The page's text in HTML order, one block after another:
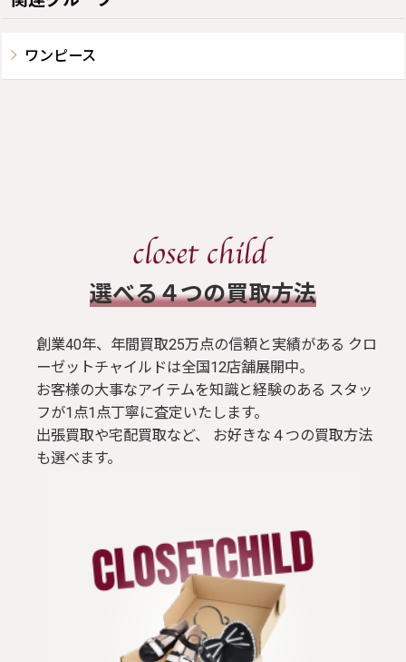
ワンピース
​選べる４つの買取方法
創業40年、年間買取25万点の信頼と実績がある クロ
ーゼットチャイルドは全国12店舗展開中。
お客様の大事なアイテムを知識と経験のある スタッ
フが1点1点丁寧に査定いたします。
出張買取や宅配買取など、 お好きな４つの買取方法
も選べます。